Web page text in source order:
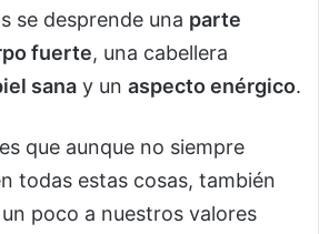
se desprende una parte
fuerte, una cabellera
sana y un aspecto enérgico.
que aunque no siempre
todas estas cosas, también
poco a nuestros valores